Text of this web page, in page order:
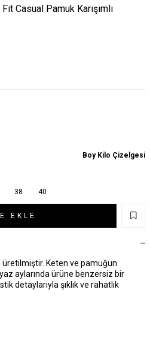
Casual Pamuk Karışımlı
Boy Kilo Çizelgesi
38 40
EKLE
Keten ve pamuğun
aylarında ürüne benzersiz bir
detaylarıyla şıklık ve rahatlık